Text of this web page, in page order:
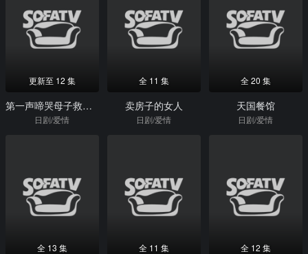
更新至 12 集
第一声啼哭母子救命急救班
日剧/爱情
全 11 集
卖房子的女人
日剧/爱情
全 20 集
天国餐馆
日剧/爱情
全 13 集 全 11 集 全 12 集